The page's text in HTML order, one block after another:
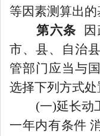
等因素测算出的
第六条
市、县、自治
管部门应当与
选择下列方式处
(一)延长动
一年内有条件